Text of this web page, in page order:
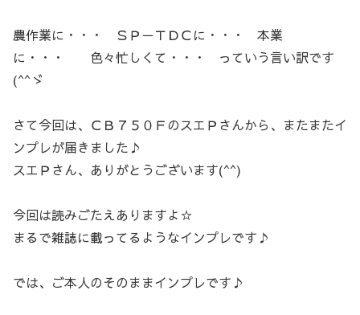
農作業に・・・ ＳＰ－ＴＤＣに・・・ 本業
に・・・ 色々忙しくて・・・ っていう言い訳です
(^^ゞ
さて今回は、ＣＢ７５０ＦのスエＰさんから、またまたイ
ンプレが届きました♪
スエＰさん、ありがとうございます(^^)
今回は読みごたえありますよ☆
まるで雑誌に載ってるようなインプレです♪
では、ご本人のそのままインプレです♪